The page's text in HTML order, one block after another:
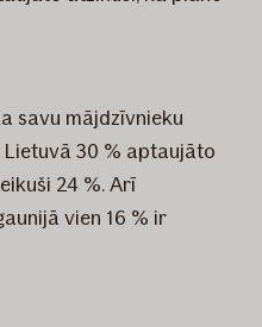
savu mājdzīvnieku
30 % aptaujāto
24 %. Arī
vien 16 % ir